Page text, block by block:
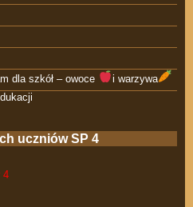
dla szkół – owoce
i warzywa
uczniów SP 4
4